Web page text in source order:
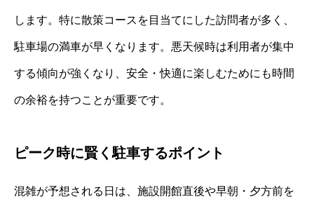
します。特に散策コースを目当てにした訪問者が多く、
駐車場の満車が早くなります。悪天候時は利用者が集中
する傾向が強くなり、安全・快適に楽しむためにも時間
の余裕を持つことが重要です。
ピーク時に賢く駐車するポイント
混雑が予想される日は、施設開館直後や早朝・夕方前を